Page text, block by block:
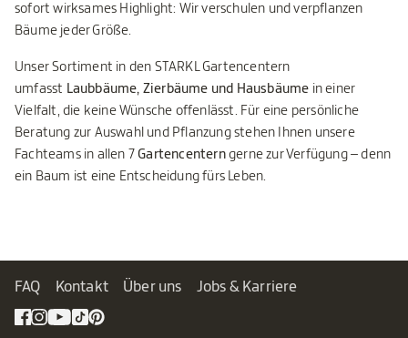
sofort wirksames Highlight: Wir verschulen und verpflanzen
Bäume jeder Größe.
Unser Sortiment in den STARKL Gartencentern
umfasst Laubbäume, Zierbäume und Hausbäume in einer
Vielfalt, die keine Wünsche offenlässt. Für eine persönliche
Beratung zur Auswahl und Pflanzung stehen Ihnen unsere
Fachteams in allen 7Gartencenterngerne zur Verfügung – denn
ein Baum ist eine Entscheidung fürs Leben.
FAQ Kontakt Über uns Jobs & Karriere